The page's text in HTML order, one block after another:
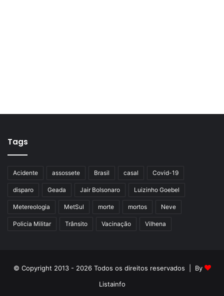
Tags
Acidente assossete Brasil casal Covid-19
disparo Geada Jair Bolsonaro Luizinho Goebel
Metereologia MetSul morte mortos Neve
Policia Militar Trânsito Vacinação Vilhena
© Copyright 2013 - 2026 Todos os direitos reservados | By
Listainfo